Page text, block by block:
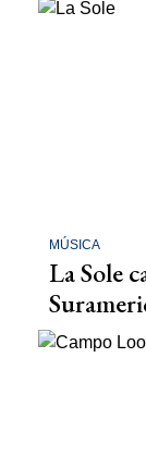
MÚSICA
La Sole